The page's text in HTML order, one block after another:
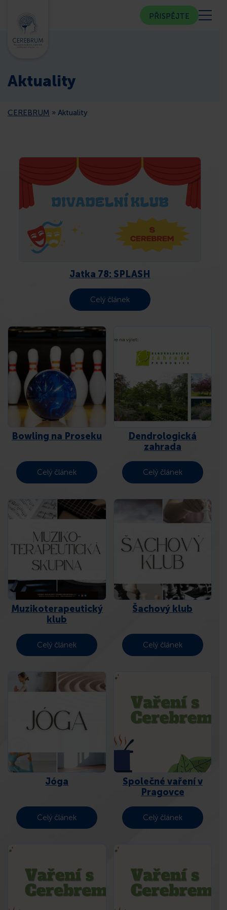
KOMUNITNÍ CENTRUM
ČLENSTVÍ
CEREBRUM V MÉDIÍCH
KONTAKT
PŘISPĚJTE
Aktuality
CEREBRUM » Aktuality
Jatka 78: SPLASH
Celý článek
Bowling na Proseku
Celý článek
Dendrologická
zahrada
Celý článek
Muzikoterapeutický
klub
Celý článek
Šachový klub
Celý článek
Jóga
Celý článek
Společné vaření v
Pragovce
Celý článek